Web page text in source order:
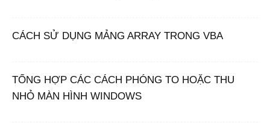
CÁCH SỬ DỤNG MẢNG ARRAY TRONG VBA
TỔNG HỢP CÁC CÁCH PHÓNG TO HOẶC THU
NHỎ MÀN HÌNH WINDOWS